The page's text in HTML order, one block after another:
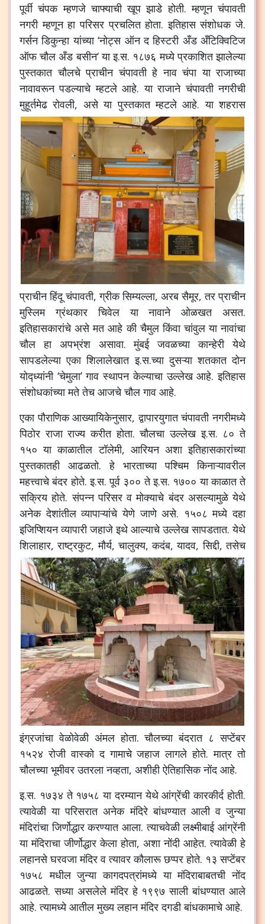
पूर्वी चंपक म्हणजे चाफ्याची खूप झाडे होती.म्हणून चंपावती
नगरी म्हणून हा परिसर प्रचलित होता.इतिहास संशोधक जे.
गर्सन डिकुन्हा यांच्या‘नोट्स ऑन द हिस्टरी अँड अँटिक्विटिज
ऑफ चौल अँड बसीन‘या इ.स. १८७६ मध्ये प्रकाशित झालेल्या
पुस्तकात चौलचे प्राचीन चंपावती हे नाव चंपा या राजाच्या
नावावरून पडल्याचे म्हटले आहे.या राजाने चंपावती नगरीची
मुहूर्तमेढ रोवली, असे या पुस्तकात म्हटले आहे.या शहरास
प्राचीन हिंदू चंपावती,ग्रीक सिम्यल्ला, अरब सैमूर,तर प्राचीन
मुस्लिम
ग्रंथकार चिवेल या नावाने ओळखत असत.
इतिहासकारांचे असे मत आहे की चैमुल किंवा चांवुल या नावांचा
चौल हा अपभ्रंश असावा.मुंबई जवळच्या कान्हेरी येथे
सापडलेल्या एका शिलालेखात इ.स.च्या दुसऱ्या शतकात दोन
योद्ध्यांनी‘चेमुला’गाव स्थापन केल्याचा उल्लेख आहे.इतिहास
संशोधकांच्या मते तेच आजचे चौल गाव आहे.
एका पौराणिक आख्यायिकेनुसार,द्वापारयुगात चंपावती नगरीमध्ये
पिठोर राजा राज्य करीत होता.चौलचा उल्लेख इ.स. ८० ते
१५० या काळातील टॉलेमी, आरियन अशा इतिहासकारांच्या
पुस्तकातही आढळतो.हे भारताच्या पश्चिम किनाऱ्यावरील
महत्त्वाचे बंदर होते.इ.स.पूर्व ३०० ते इ.स. १७०० या काळात ते
सक्रिय होते.संपन्न परिसर व मोक्याचे बंदर असल्यामुळे येथे
अनेक देशांतील व्यापाऱ्यांचे येणे जाणे असे. १५०८ मध्ये दहा
इजिप्शियन व्यापारी जहाजे इथे आल्याचे उल्लेख सापडतात.येथे
शिलाहार,राष्ट्रकुट,मौर्य,चालुक्य,कदंब,यादव,सिद्दी,तसेच
इंग्रजांचा वेळोवेळी अंमल होता.चौलच्या बंदरात ८ सप्टेंबर
१५२४ रोजी वास्को द गामाचे जहाज लागले होते.मात्र तो
चौलच्या भूमीवर उतरला नव्हता, अशीही ऐतिहासिक नोंद आहे.
इ.स. १७३४ ते १७५८ या दरम्यान येथे आंग्रेंची कारकीर्द होती.
त्यावेळी या परिसरात अनेक मंदिरे बांधण्यात आली व जुन्या
मंदिरांचा जिर्णोद्धार करण्यात आला.त्याचवेळी लक्ष्मीबाई आंग्रेंनी
या मंदिराचा जीर्णोद्धार केला होता, अशा नोंदी आहेत.त्यावेळी हे
लहानसे घरवजा मंदिर व त्यावर कौलारू छप्पर होते. १३ सप्टेंबर
१७५८ मधील जुन्या कागदपत्रांमध्ये या मंदिराबाबतची नोंद
आढळते.सध्या असलेले मंदिर हे १९९७ साली बांधण्यात आले
आहे.त्यामध्ये आतील मुख्य लहान मंदिर दगडी बांधकामाचे आहे.